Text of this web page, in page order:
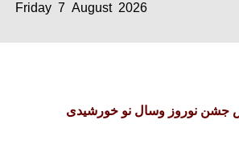
Friday 7 August 2026
جشن نوروز وسال نو خورشیدی